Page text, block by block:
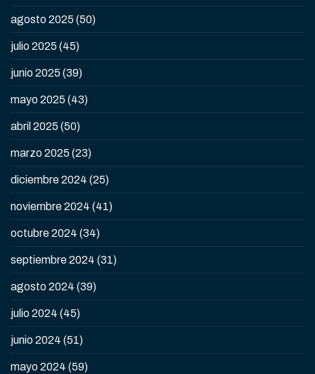
agosto 2025 (50)
julio 2025 (45)
junio 2025 (39)
mayo 2025 (43)
abril 2025 (50)
marzo 2025 (23)
diciembre 2024 (25)
noviembre 2024 (41)
octubre 2024 (34)
septiembre 2024 (31)
agosto 2024 (39)
julio 2024 (45)
junio 2024 (51)
mayo 2024 (59)